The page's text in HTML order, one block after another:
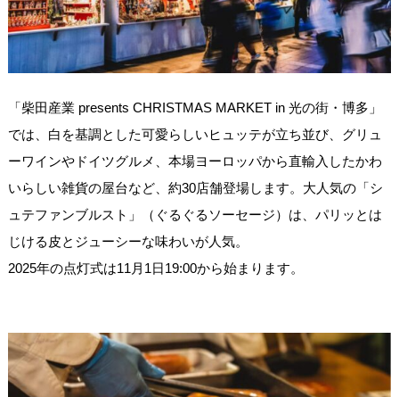
「柴田産業 presents CHRISTMAS MARKET in 光の街・博多」
では、白を基調とした可愛らしいヒュッテが立ち並び、グリュ
ーワインやドイツグルメ、本場ヨーロッパから直輸入したかわ
いらしい雑貨の屋台など、約30店舗登場します。大人気の「シ
ュテファンブルスト」（ぐるぐるソーセージ）は、パリッとは
じける皮とジューシーな味わいが人気。
2025年の点灯式は11月1日19:00から始まります。